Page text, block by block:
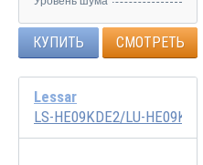
КУПИТЬ СМОТРЕТЬ
Lessar
LS-HE09KDE2/LU-HE09KDE2